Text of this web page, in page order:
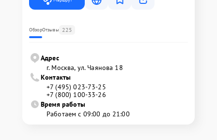
ОбзорОтзывы 225
Адрес
г. Москва, ул. Чаянова 18
Контакты
+7 (495) 023-73-25
+7 (800) 100-33-26
Время работы
Работаем с 09:00 до 21:00